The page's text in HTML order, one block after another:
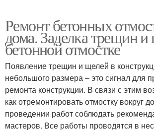
Ремонт бетонных
дома. Заделка трещин
бетонной отмостке
Появление трещин и щелей в
небольшого размера – это сигнал для
ремонта конструкции. В связи с этим
как отремонтировать отмостку вокруг
проведении работ соблюдать
мастеров. Все работы проводятся в